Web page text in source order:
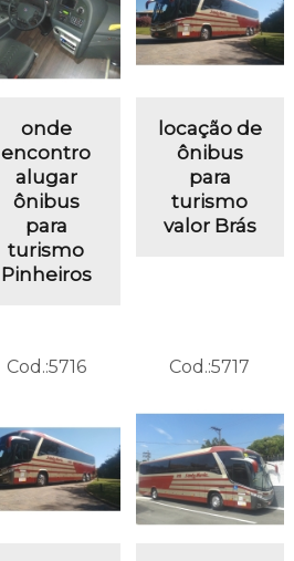
onde
encontro
alugar
ônibus
para
turismo
Pinheiros
locação de
ônibus
para
turismo
valor Brás
Cod.:5716 Cod.:5717